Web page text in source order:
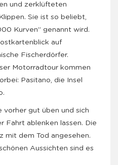
und zerklüfteten
Sie ist so beliebt,
Kurven” genannt wird.
auf
Fischerdörfer.
Motorradtour kommen
Pasitano, die Insel
vorher gut üben und sich
Fahrt ablenken lassen. Die
mit dem Tod angesehen.
Aussichten sind es